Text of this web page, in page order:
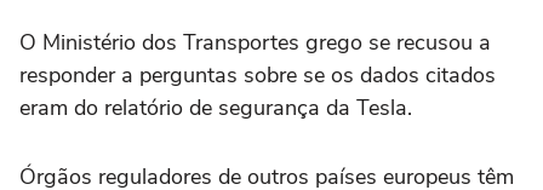
O Ministério dos Transportes grego se recusou a
responder a perguntas sobre se os dados citados
eram do relatório de segurança da Tesla.
Órgãos reguladores de outros países europeus têm